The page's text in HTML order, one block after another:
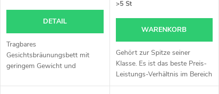
DETAIL
Tragbares
Gesichtsbräunungsbett mit
geringem Gewicht und
sich auf den ersten Blick
>5 St
WARENKORB
Gehört zur Spitze seiner
Klasse. Es ist das beste Preis-
Leistungs-Verhältnis im Bereich
Massagebetten. Weitere